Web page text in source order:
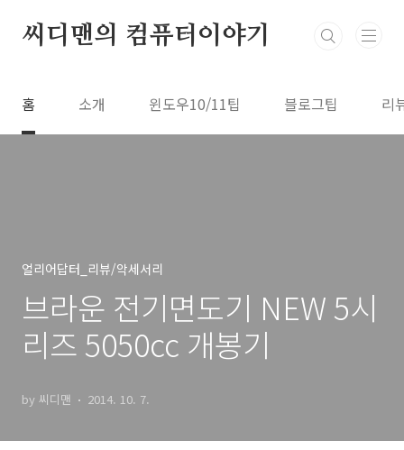
씨디맨의 컴퓨터이야기
홈 소개 윈도우10/11팁 블로그팁 리
얼리어답터_리뷰/악세서리
브라운 전기면도기 NEW 5시
리즈 5050cc 개봉기
by 씨디맨 2014. 10. 7.